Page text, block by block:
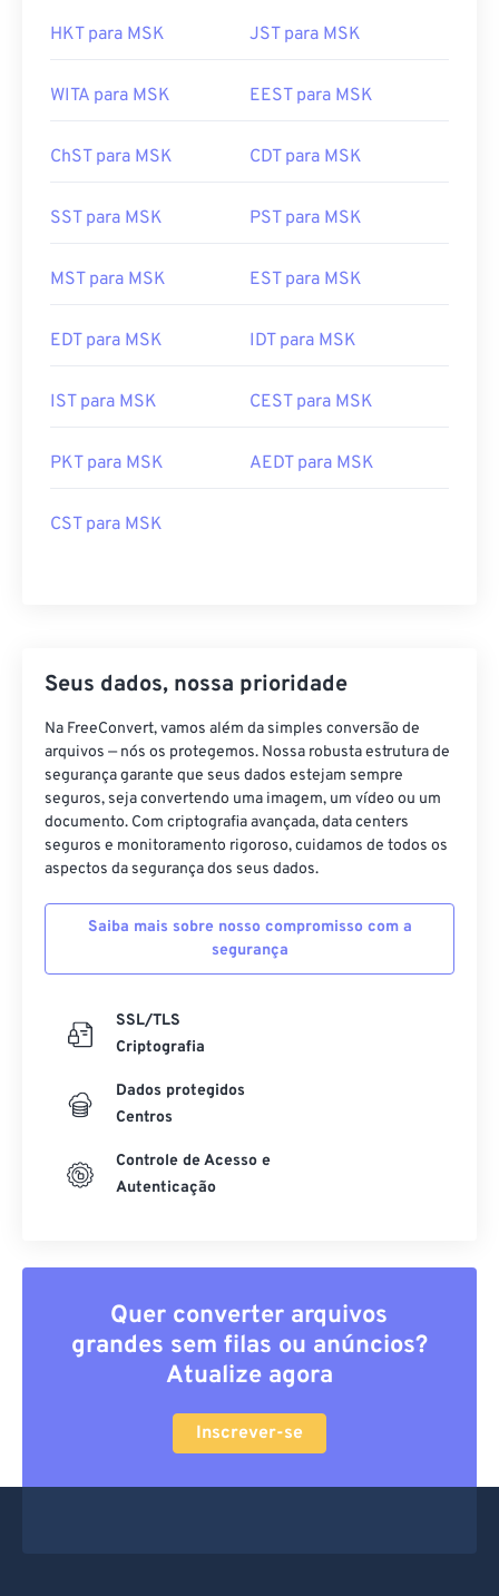
HKT para MSK JST para MSK
WITA para MSK EEST para MSK
ChST para MSK CDT para MSK
SST para MSK PST para MSK
MST para MSK EST para MSK
EDT para MSK IDT para MSK
IST para MSK CEST para MSK
PKT para MSK AEDT para MSK
CST para MSK
Seus dados, nossa prioridade
Na FreeConvert, vamos além da simples conversão de
arquivos — nós os protegemos. Nossa robusta estrutura de
segurança garante que seus dados estejam sempre
seguros, seja convertendo uma imagem, um vídeo ou um
documento. Com criptografia avançada, data centers
seguros e monitoramento rigoroso, cuidamos de todos os
aspectos da segurança dos seus dados.
Saiba mais sobre nosso compromisso com a
segurança
SSL/TLS
Criptografia
Dados protegidos
Centros
Controle de Acesso e
Autenticação
Quer converter arquivos
grandes sem filas ou anúncios?
Atualize agora
Inscrever-se